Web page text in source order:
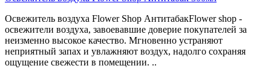
Освежитель воздуха Flower Shop АнтитабакFlower shop -
освежители воздуха, завоевавшие доверие покупателей за
неизменно высокое качество. Мгновенно устраняют
неприятный запах и увлажняют воздух, надолго сохраняя
ощущение свежести в помещении. ..